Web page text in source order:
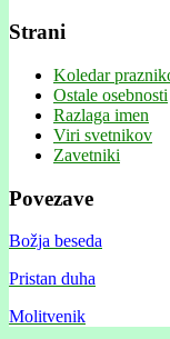
Strani
Koledar
Ostale osebnosti
Razlaga imen
Viri svetnikov
Zavetniki
Povezave
Božja beseda
Pristan duha
Molitvenik